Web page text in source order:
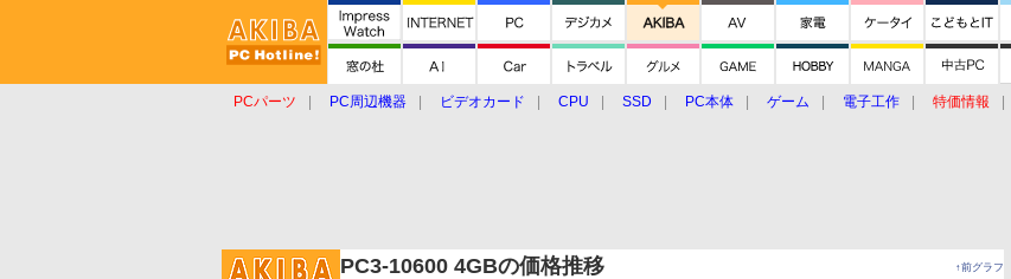
PCパーツ PC周辺機器 ビデオカード CPU SSD PC本体 ゲーム 電子工作 特価情報
PC3-10600 4GBの価格推移 ↑前グラフ